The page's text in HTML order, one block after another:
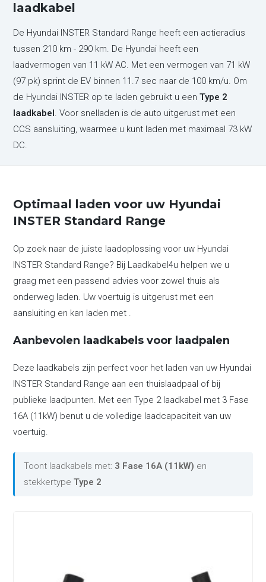
laadkabel
De Hyundai INSTER Standard Range heeft een actieradius
tussen 210 km - 290 km. De Hyundai heeft een
laadvermogen van 11 kW AC. Met een vermogen van 71 kW
(97 pk) sprint de EV binnen 11.7 sec naar de 100 km/u. Om
de Hyundai INSTER op te laden gebruikt u eenType 2
laadkabel. Voor snelladen is de auto uitgerust met een
CCS aansluiting, waarmee u kunt laden met maximaal 73 kW
DC.
Optimaal laden voor uw Hyundai
INSTER Standard Range
Op zoek naar de juiste laadoplossing voor uw Hyundai
INSTER Standard Range? Bij Laadkabel4u helpen we u
graag met een passend advies voor zowel thuis als
onderweg laden. Uw voertuig is uitgerust met een
aansluiting en kan laden met .
Aanbevolen laadkabels voor laadpalen
Deze laadkabels zijn perfect voor het laden van uw Hyundai
INSTER Standard Range aan een thuislaadpaal of bij
publieke laadpunten. Met een Type 2 laadkabel met 3 Fase
16A (11kW) benut u de volledige laadcapaciteit van uw
voertuig.
Toont laadkabels met: 3 Fase 16A (11kW) en
stekkertypeType 2